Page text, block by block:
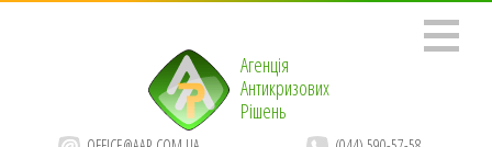
Агенція
Антикризових
Рішень